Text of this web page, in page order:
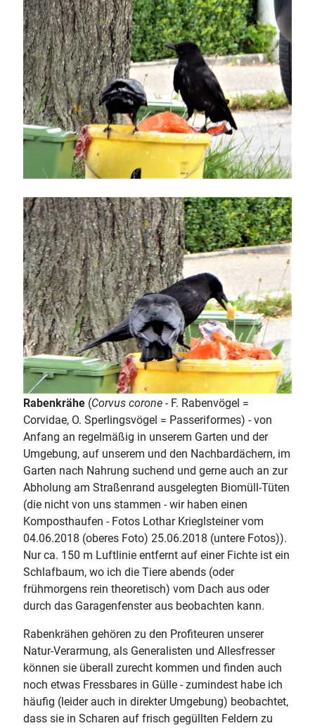
Rabenkrähe (Corvus corone - F. Rabenvögel =
Corvidae, O. Sperlingsvögel = Passeriformes) - von
Anfang an regelmäßig in unserem Garten und der
Umgebung, auf unserem und den Nachbardächern, im
Garten nach Nahrung suchend und gerne auch an zur
Abholung am Straßenrand ausgelegten Biomüll-Tüten
(die nicht von uns stammen - wir haben einen
Komposthaufen - Fotos Lothar Krieglsteiner vom
04.06.2018 (oberes Foto) 25.06.2018 (untere Fotos)).
Nur ca. 150 m Luftlinie entfernt auf einer Fichte ist ein
Schlafbaum, wo ich die Tiere abends (oder
frühmorgens rein theoretisch) vom Dach aus oder
durch das Garagenfenster aus beobachten kann.
Rabenkrähen gehören zu den Profiteuren unserer
Natur-Verarmung, als Generalisten und Allesfresser
können sie überall zurecht kommen und finden auch
noch etwas Fressbares in Gülle - zumindest habe ich
häufig (leider auch in direkter Umgebung) beobachtet,
dass sie in Scharen auf frisch gegüllten Feldern zu